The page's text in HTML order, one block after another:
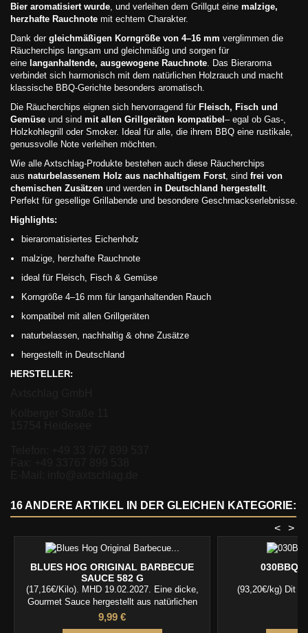
Bier aromatisiert wurde , und verleihen dem Grillgut eine malzige,
herzhafte Rauchnote mit echtem Charakter.
Dank der gleichmäßigen Korngröße von 4–16 mm verglimmen die
Räucherchips langsam und gleichmäßig und sorgen für
eine langanhaltende, ausgewogene Rauchnote . Das Bieraroma
verbindet sich harmonisch mit dem natürlichen Holzrauch und macht
klassische BBQ-Gerichte besonders aromatisch.
Die Räucherchips eignen sich hervorragend für Fleisch, Fisch und
Gemüse und sind mit allen Grillgeräten kompatibel– egal ob Gas-,
Holzkohlegrill oder Smoker. Ideal für alle, die ihrem BBQ eine rustikale,
genussvolle Note verleihen möchten.
Wie alle Axtschlag-Produkte bestehen auch diese Räucherchips
aus naturbelassenem Holz aus nachhaltigem Forst , sind frei von
chemischen Zusätzen und werden in Deutschland hergestellt
Perfekt für gesellige Grillabende und besondere Geschmackserlebnisse.
Highlights:
bieraromatisiertes Eichenholz
malzige, herzhafte Rauchnote
ideal für Fleisch, Fisch & Gemüse
Korngröße 4–16 mm für langanhaltenden Rauch
kompatibel mit allen Grillgeräten
naturbelassen, nachhaltig & ohne Zusätze
hergestellt in Deutschland
HERSTELLER:
16 ANDERE ARTIKEL IN DER GLEICHEN KATEGORIE:
>
<
BLUES HOG ORIGINAL BARBECUE
SAUCE 582 G
(17,16€/Kilo). MHD 19.02.2027. Eine dicke,
Gourmet Sauce hergestellt aus natürlichen
Zutaten Ausgezeichnet auf Schweinefleisch,
Rindfleisch, Wild, Fisch, Hot Wings, gemischt
Preis
9,99 €
030BBQ -
(93,20€/kg) Dit